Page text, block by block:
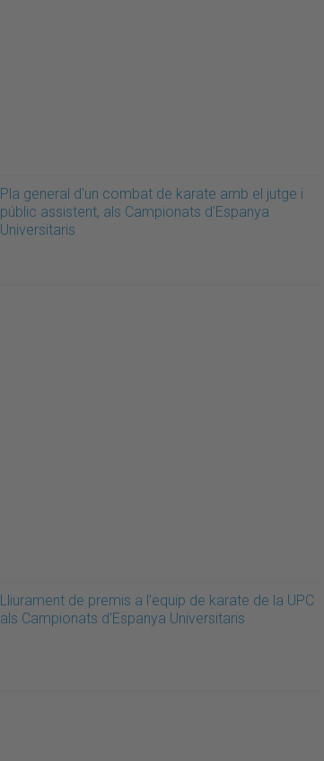
Pla general d'un combat de karate amb el jutge i
públic assistent, als Campionats d'Espanya
Universitaris
Lliurament de premis a l'equip de karate de la UPC
als Campionats d'Espanya Universitaris